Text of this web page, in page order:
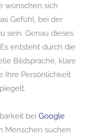
wünschen sich
Gefühl, bei der
sein. Genau dieses
entsteht durch die
Bildsprache, klare
Ihre Persönlichkeit
bei Google
Menschen suchen